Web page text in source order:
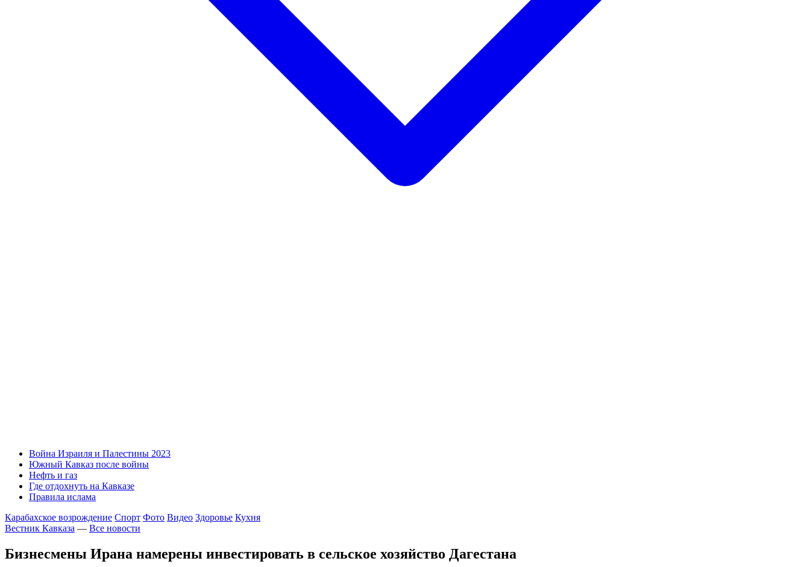
Война Израиля и Палестины 2023
Южный Кавказ после войны
Нефть и газ
Где отдохнуть на Кавказе
Правила ислама
Карабахское возрождение Спорт Фото Видео Здоровье Кухня
Вестник Кавказа — Все новости
Бизнесмены Ирана намерены инвестировать в сельское хозяйство Дагестана